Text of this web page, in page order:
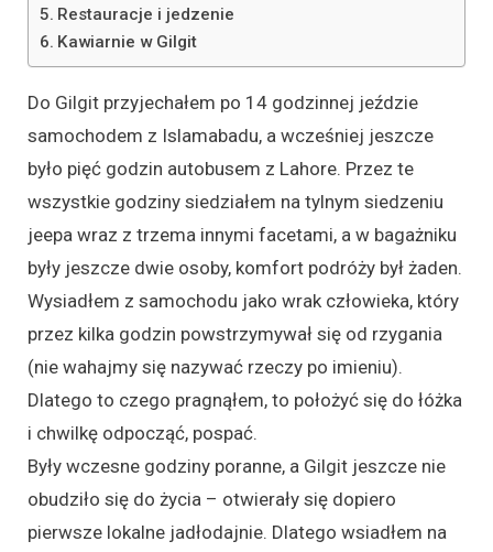
Restauracje i jedzenie
Kawiarnie w Gilgit
Do Gilgit przyjechałem po 14 godzinnej jeździe
samochodem z Islamabadu, a wcześniej jeszcze
było pięć godzin autobusem z Lahore. Przez te
wszystkie godziny siedziałem na tylnym siedzeniu
jeepa wraz z trzema innymi facetami, a w bagażniku
były jeszcze dwie osoby, komfort podróży był żaden.
Wysiadłem z samochodu jako wrak człowieka, który
przez kilka godzin powstrzymywał się od rzygania
(nie wahajmy się nazywać rzeczy po imieniu).
Dlatego to czego pragnąłem, to położyć się do łóżka
i chwilkę odpocząć, pospać.
Były wczesne godziny poranne, a Gilgit jeszcze nie
obudziło się do życia – otwierały się dopiero
pierwsze lokalne jadłodajnie. Dlatego wsiadłem na